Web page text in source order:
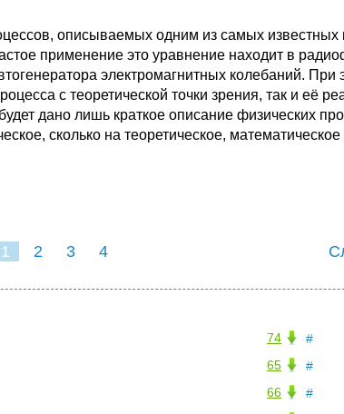
описываемых одним из самых известных
применение это уравнение находит в
электромагнитных колебаний. При
с теоретической точки зрения, так и её
дано лишь краткое описание физических
сколько на теоретическое,
1 2 3 4
#
74
#
65
#
66